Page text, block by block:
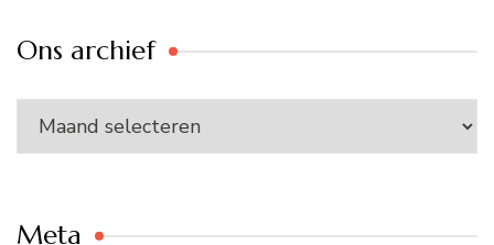
Ons archief
Ons
Meta